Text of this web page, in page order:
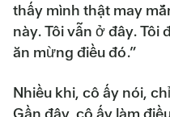
thấy mình thật may
này. Tôi vẫn ở đây. Tôi
ăn mừng điều đó.”
Nhiều khi, cô ấy nói,